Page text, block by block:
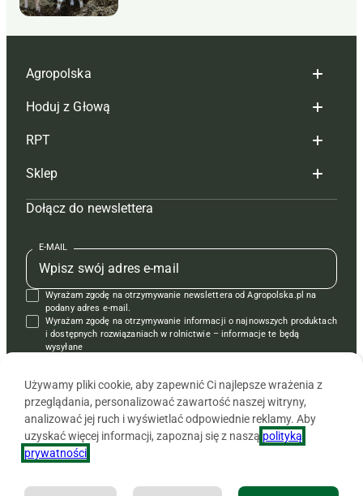
Agropolska
Redakcja
Reklama
Tagi
Mapa serwisu
Kontakt
Regulamin
Polityka prywatności
Hoduj z Głową
Hoduj z głową bydło
Hoduj z głową świnie
Prenumerata
Redakcja
Kontakt
Reklama
RPT
Redakcja
Prenumerata
Reklama
Kontakt
Krzyżówki
Sklep
Czasopisma i prenumerata
Książki
Regulamin
Dołącz do newslettera
E-MAIL
Wyrażam zgodę na otrzymywanie newslettera od Agropolska.pl na
podany adres e-mail.
Wyrażam zgodę na otrzymywanie informacji o najnowszych produktach
i dostępnych rozwiązaniach w rolnictwie – informacje te będą
wysyłane
Używamy pliki cookie, aby zapewnić Ci najlepsze wrażenia z
przeglądania, personalizować zawartość naszej witryny,
analizować jej ruch i wyświetlać odpowiednie reklamy. Aby
uzyskać więcej informacji, zapoznaj się z naszą polityką
prywatności